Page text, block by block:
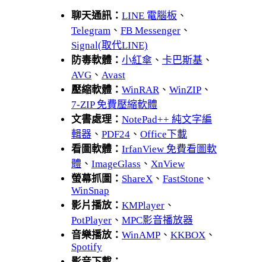
聊天通訊： LINE 電腦板 、
Telegram 、 FB Messenger 、
Signal(取代LINE)
防毒軟體： 小紅傘 、 卡巴斯基 、
AVG 、 Avast
壓縮軟體： WinRAR、 WinZIP 、
7-ZIP 免費壓縮軟體
文書處理： NotePad++ 純文字編
輯器 、 PDF24 、 Office下載
看圖軟體： IrfanView 免費看圖軟
體 、 ImageGlass 、 XnView
螢幕抓圖： ShareX 、 FastStone 、
WinSnap
影片播放： KMPlayer 、
PotPlayer 、 MPC影音播放器
音樂播放： WinAMP 、 KKBOX 、
Spotify